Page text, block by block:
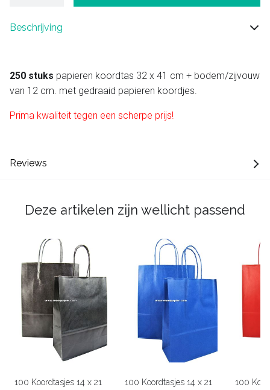
Beschrijving
250 stuks papieren koordtas 32 x 41 cm + bodem/zijvouw
van 12 cm. met gedraaid papieren koordjes.
Prima kwaliteit tegen een scherpe prijs!
Reviews
Deze artikelen zijn wellicht passend
100 Koordtasjes 14 x 21 100 Koordtasjes 14 x 21 100